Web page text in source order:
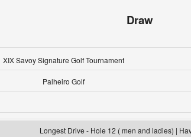
Draw
XIX Savoy Signature Golf Tournament
Palheiro Golf
Longest Drive - Hole 12 ( men and ladies) |